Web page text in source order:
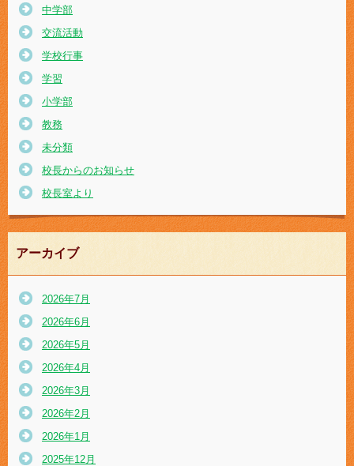
中学部
交流活動
学校行事
学習
小学部
教務
未分類
校長からのお知らせ
校長室より
アーカイブ
2026年7月
2026年6月
2026年5月
2026年4月
2026年3月
2026年2月
2026年1月
2025年12月